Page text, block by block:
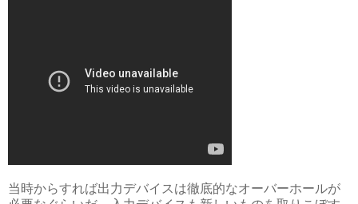
当時からすれば出力デバイスは徹底的なオーバーホールが